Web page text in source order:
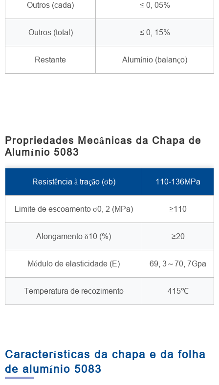
Outros (cada) ≤ 0, 05%
Outros (total) ≤ 0, 15%
Restante Alumínio (balanço)
Propriedades Mecânicas da Chapa de
Alumínio 5083
Resistência à tração (σb) 110-136MPa
Limite de escoamento σ0, 2 (MPa) ≥110
Alongamento δ10 (%) ≥20
Módulo de elasticidade (E) 69, 3～70, 7Gpa
Temperatura de recozimento 415℃
Características da chapa e da folha
de alumínio 5083